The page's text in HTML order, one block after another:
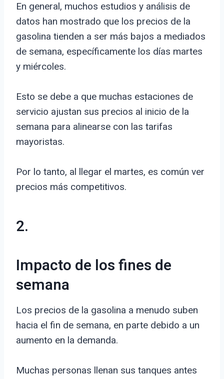
En general, muchos estudios y análisis de
datos han mostrado que los precios de la
gasolina tienden a ser más bajos a mediados
de semana, específicamente los días martes
y miércoles.
Esto se debe a que muchas estaciones de
servicio ajustan sus precios al inicio de la
semana para alinearse con las tarifas
mayoristas.
Por lo tanto, al llegar el martes, es común ver
precios más competitivos.
2.
Impacto de los fines de
semana
Los precios de la gasolina a menudo suben
hacia el fin de semana, en parte debido a un
aumento en la demanda.
Muchas personas llenan sus tanques antes